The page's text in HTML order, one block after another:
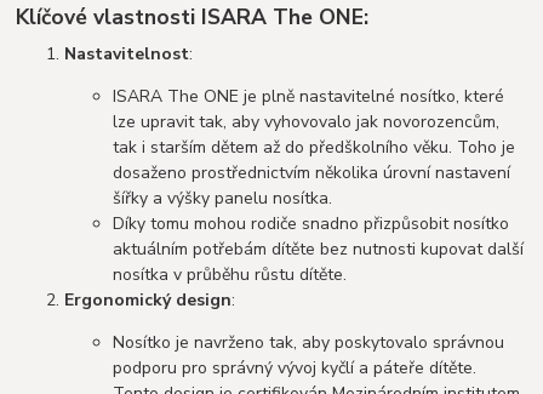
Klíčové vlastnosti ISARA The ONE:
Nastavitelnost:
ISARA The ONE je plně nastavitelné nosítko, které
lze upravit tak, aby vyhovovalo jak novorozencům,
tak i starším dětem až do předškolního věku. Toho je
dosaženo prostřednictvím několika úrovní nastavení
šířky a výšky panelu nosítka​​​​.
Díky tomu mohou rodiče snadno přizpůsobit nosítko
aktuálním potřebám dítěte bez nutnosti kupovat další
nosítka v průběhu růstu dítěte.
Ergonomický design:
Nosítko je navrženo tak, aby poskytovalo správnou
podporu pro správný vývoj kyčlí a páteře dítěte.